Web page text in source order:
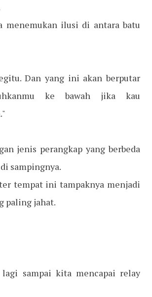
menemukan ilusi di antara batu
Dan yang ini akan berputar
ke bawah jika kau
jenis perangkap yang berbeda
sampingnya.
tempat ini tampaknya menjadi
paling jahat.
lagi sampai kita mencapai relay